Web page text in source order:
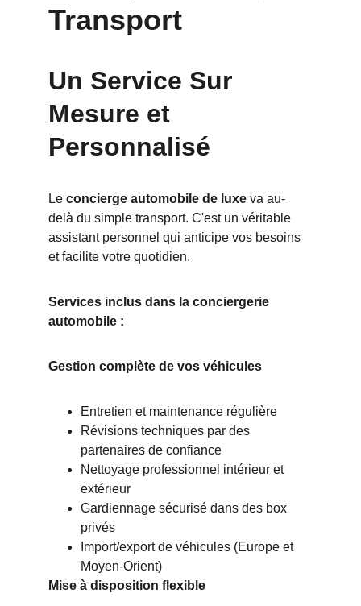
Transport
Un Service Sur
Mesure et
Personnalisé
Le concierge automobile de luxe va au-
delà du simple transport. C'est un véritable
assistant personnel qui anticipe vos besoins
et facilite votre quotidien.
Services inclus dans la conciergerie
automobile :
Gestion complète de vos véhicules
Entretien et maintenance régulière
Révisions techniques par des
partenaires de confiance
Nettoyage professionnel intérieur et
extérieur
Gardiennage sécurisé dans des box
privés
Import/export de véhicules (Europe et
Moyen-Orient)
Mise à disposition flexible